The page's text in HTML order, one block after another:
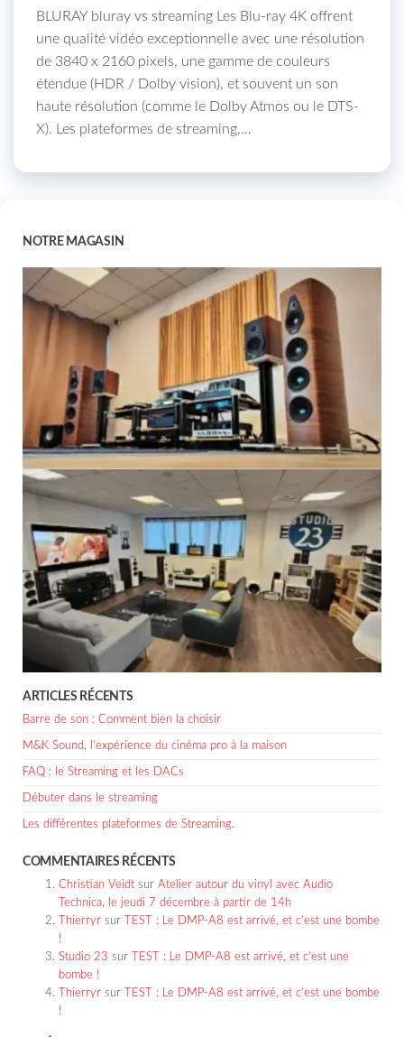
BLURAY bluray vs streaming Les Blu-ray 4K offrent
une qualité vidéo exceptionnelle avec une résolution
de 3840 x 2160 pixels, une gamme de couleurs
étendue (HDR / Dolby vision), et souvent un son
haute résolution (comme le Dolby Atmos ou le DTS-
X). Les plateformes de streaming,…
NOTRE MAGASIN
ARTICLES RÉCENTS
Barre de son : Comment bien la choisir
M&K Sound, l’expérience du cinéma pro à la maison
FAQ : le Streaming et les DACs
Débuter dans le streaming
Les différentes plateformes de Streaming.
COMMENTAIRES RÉCENTS
Christian Veidt sur Atelier autour du vinyl avec Audio
Technica, le jeudi 7 décembre à partir de 14h
Thierryr sur
TEST : Le DMP-A8 est arrivé, et c’est une bombe
!
Studio 23 sur
TEST : Le DMP-A8 est arrivé, et c’est une
bombe !
Thierryr sur
TEST : Le DMP-A8 est arrivé, et c’est une bombe
!